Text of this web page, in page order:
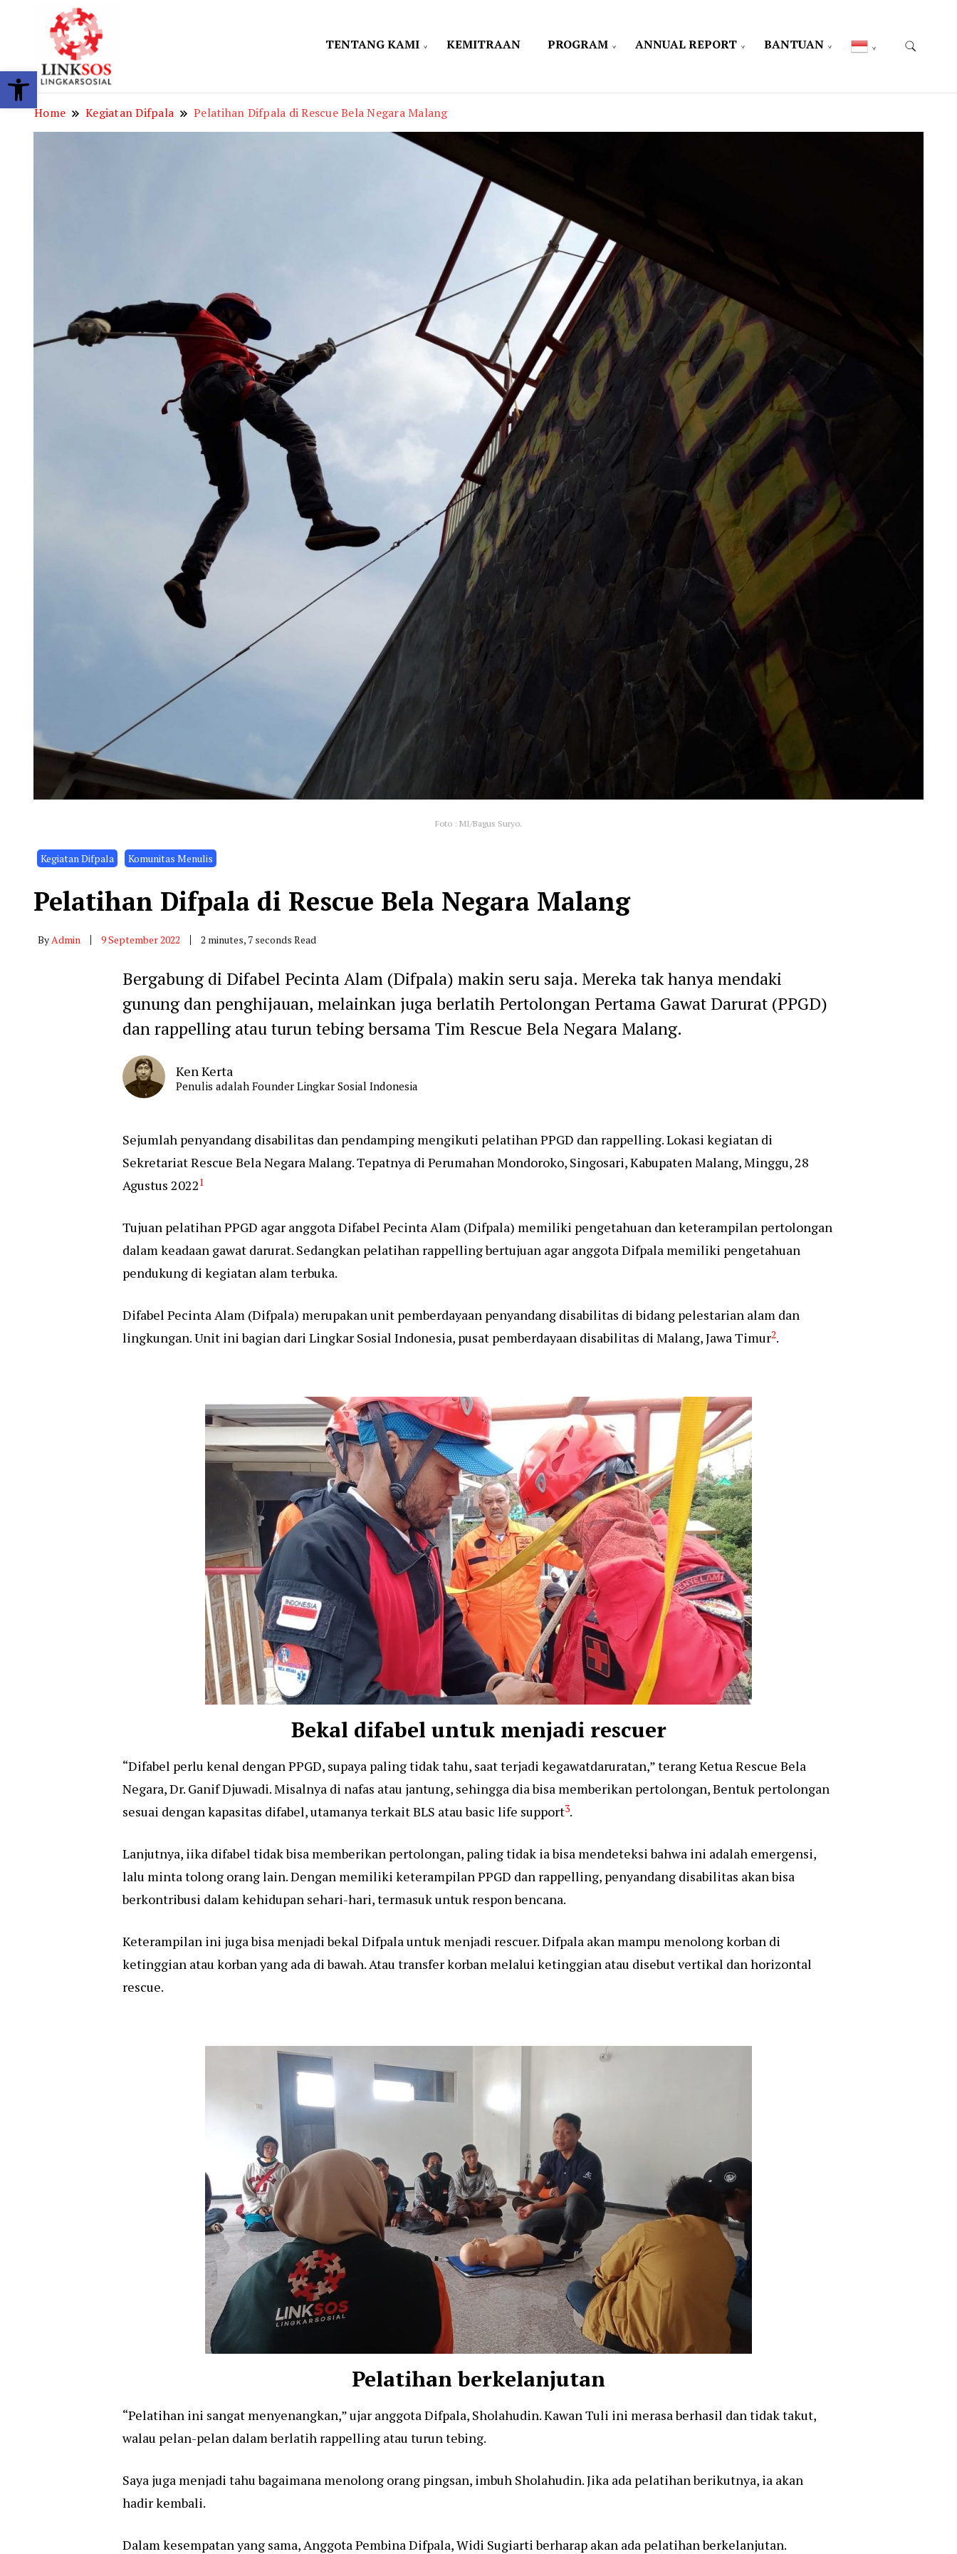
Open toolbar
TENTANG KAMI KEMITRAAN PROGRAM ANNUAL REPORT BANTUAN
Home Kegiatan Difpala Pelatihan Difpala di Rescue Bela Negara Malang
Foto : MI/Bagus Suryo.
Kegiatan Difpala Komunitas Menulis
Pelatihan Difpala di Rescue Bela Negara Malang
ByAdmin 9 September 2022 2 minutes, 7 seconds Read
Bergabung di Difabel Pecinta Alam (Difpala) makin seru saja. Mereka tak hanya mendaki
gunung dan penghijauan, melainkan juga berlatih Pertolongan Pertama Gawat Darurat (PPGD)
dan rappelling atau turun tebing bersama Tim Rescue Bela Negara Malang.
Ken Kerta
Penulis adalah Founder Lingkar Sosial Indonesia
Sejumlah penyandang disabilitas dan pendamping mengikuti pelatihan PPGD dan rappelling. Lokasi kegiatan di
Sekretariat Rescue Bela Negara Malang. Tepatnya di Perumahan Mondoroko, Singosari, Kabupaten Malang, Minggu, 28
Agustus 20221
Tujuan pelatihan PPGD agar anggota Difabel Pecinta Alam (Difpala) memiliki pengetahuan dan keterampilan pertolongan
dalam keadaan gawat darurat. Sedangkan pelatihan rappelling bertujuan agar anggota Difpala memiliki pengetahuan
pendukung di kegiatan alam terbuka.
Difabel Pecinta Alam (Difpala) merupakan unit pemberdayaan penyandang disabilitas di bidang pelestarian alam dan
lingkungan. Unit ini bagian dari Lingkar Sosial Indonesia, pusat pemberdayaan disabilitas di Malang, Jawa Timur2.
Bekal difabel untuk menjadi rescuer
“Difabel perlu kenal dengan PPGD, supaya paling tidak tahu, saat terjadi kegawatdaruratan,” terang Ketua Rescue Bela
Negara, Dr. Ganif Djuwadi. Misalnya di nafas atau jantung, sehingga dia bisa memberikan pertolongan, Bentuk pertolongan
sesuai dengan kapasitas difabel, utamanya terkait BLS atau basic life support3.
Lanjutnya, iika difabel tidak bisa memberikan pertolongan, paling tidak ia bisa mendeteksi bahwa ini adalah emergensi,
lalu minta tolong orang lain. Dengan memiliki keterampilan PPGD dan rappelling, penyandang disabilitas akan bisa
berkontribusi dalam kehidupan sehari-hari, termasuk untuk respon bencana.
Keterampilan ini juga bisa menjadi bekal Difpala untuk menjadi rescuer. Difpala akan mampu menolong korban di
ketinggian atau korban yang ada di bawah. Atau transfer korban melalui ketinggian atau disebut vertikal dan horizontal
rescue.
Pelatihan berkelanjutan
“Pelatihan ini sangat menyenangkan,” ujar anggota Difpala, Sholahudin. Kawan Tuli ini merasa berhasil dan tidak takut,
walau pelan-pelan dalam berlatih rappelling atau turun tebing.
Saya juga menjadi tahu bagaimana menolong orang pingsan, imbuh Sholahudin. Jika ada pelatihan berikutnya, ia akan
hadir kembali.
Dalam kesempatan yang sama, Anggota Pembina Difpala, Widi Sugiarti berharap akan ada pelatihan berkelanjutan.